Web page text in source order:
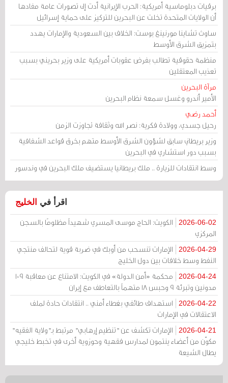
برقيات دبلوماسية أمريكية: الحرب الإيرانية أدت إلى تصورات عامة مفادها
أن الولايات المتحدة تخلت عن البحرين للتركيز على حماية إسرائيل
ساوث تشاينا مورنينغ بوست: الخلاف بين السعودية والإمارات يهدد
بتمزيق الشرق الأوسط
منظمة حقوقية تطالب بفرض عقوبات أمريكية على وزير بحريني بسبب
تعذيب المعتقلين
مرآة البحرين
الأمير أندرو وغسل سمعة نظام البحرين
أحمد رضي
رحيل جسدي، وولادة فكرية: نصر الله وثقافة تجاوزت الزمن
وزير بريطاني سابق لشؤون الشرق الأوسط متهم بخرق قواعد الشفافية
بسبب دور استشاري في البحرين
وسط انتقادات للزيارة .. ملك بريطانيا يستضيف ملك البحرين في وندسور
اقرأ في الخليج
2026-06-02
الكويت: الحاج موسى المسري شهيداً مظلومًا بالسجن
المركزي
2026-04-29
الإمارات تنسحب من أوبك في ضربة قوية لتحالف منتجي
النفط وسط خلافات بين دول الخليج
2026-04-24
محكمة «أمن الدولة» في الكويت: الامتناع عن معاقبة 109
مدونين وتبرئة 9 وحبس 18 متهماً بالتعاطف مع إيران
2026-04-22
استهداف طائفي بغطاء أمني .. انتقادات حادة لملف
الاعتقالات في الإمارات
2026-04-21
الإمارات تكشف عن "تنظيم إرهابي" مرتبط بـ"ولاية الفقيه"
مكوّن من أعضاء ينتمون لمدارس فقهية وحوزوية أخرى في تخبط خليجي
يطال الشيعة